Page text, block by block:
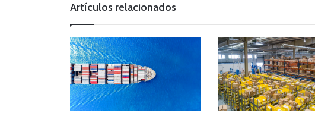
Artículos relacionados